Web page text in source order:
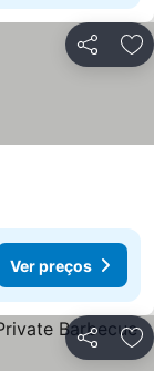
Partilhar
Ver preços
Partilhar